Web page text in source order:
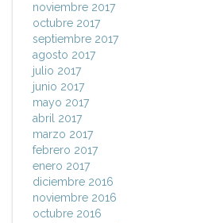
noviembre 2017
octubre 2017
septiembre 2017
agosto 2017
julio 2017
junio 2017
mayo 2017
abril 2017
marzo 2017
febrero 2017
enero 2017
diciembre 2016
noviembre 2016
octubre 2016